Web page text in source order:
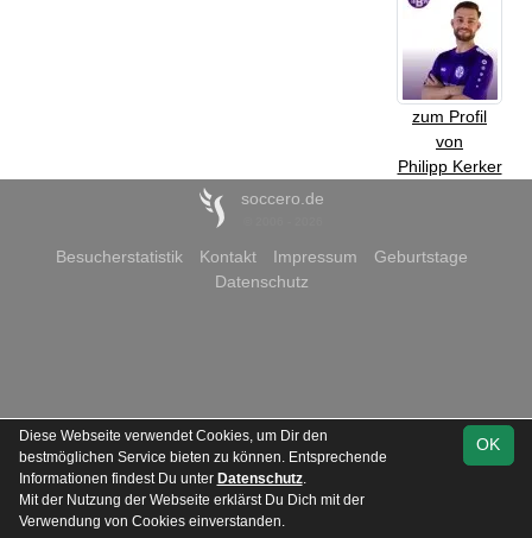
zum Profil
von
Philipp Kerker
soccero.de
Besucherstatistik Kontakt Impressum
Geburtstage
Datenschutz
OK
Diese Webseite verwendet Cookies, um Dir den
bestmöglichen Service bieten zu können. Entsprechende
Informationen findest Du unter Datenschutz.
Mit der Nutzung der Webseite erklärst Du Dich mit der
Verwendung von Cookies einverstanden.